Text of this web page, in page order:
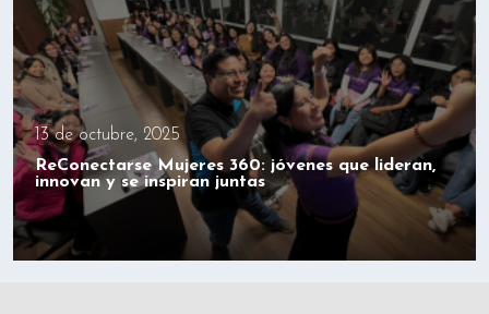
13 de octubre, 2025
ReConectarse Mujeres 360: jóvenes que lideran,
innovan y se inspiran juntas